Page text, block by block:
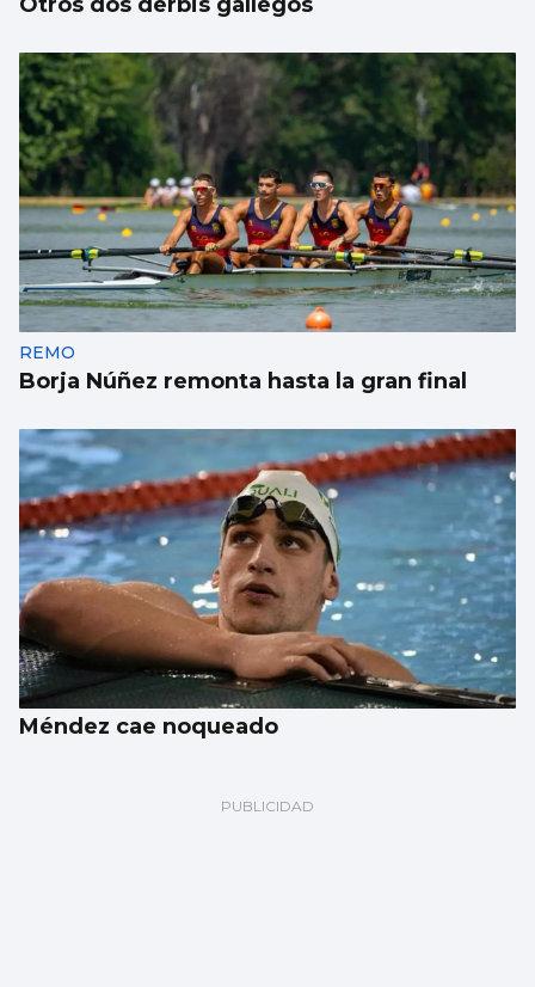
REMO
Borja Núñez remonta hasta la gran final
Méndez cae noqueado